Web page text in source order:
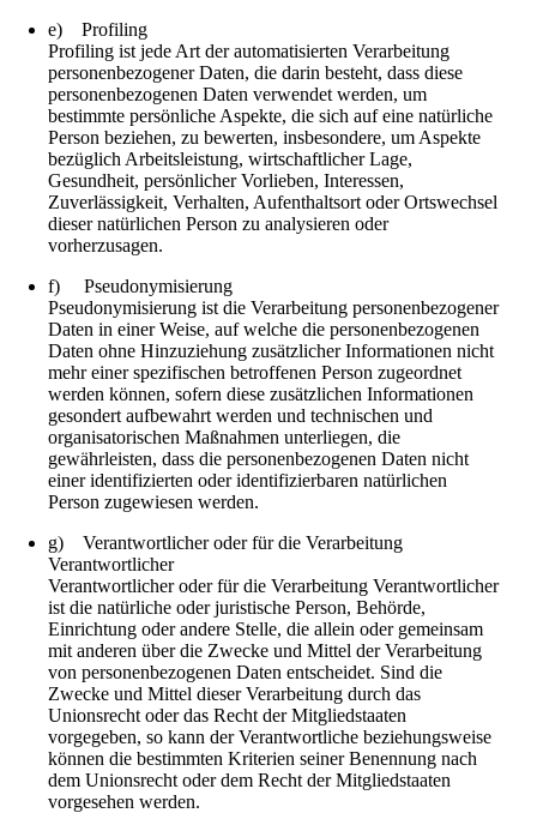
e) Profiling
Profiling ist jede Art der automatisierten Verarbeitung
personenbezogener Daten, die darin besteht, dass diese
personenbezogenen Daten verwendet werden, um
bestimmte persönliche Aspekte, die sich auf eine natürliche
Person beziehen, zu bewerten, insbesondere, um Aspekte
bezüglich Arbeitsleistung, wirtschaftlicher Lage,
Gesundheit, persönlicher Vorlieben, Interessen,
Zuverlässigkeit, Verhalten, Aufenthaltsort oder Ortswechsel
dieser natürlichen Person zu analysieren oder
vorherzusagen.
f) Pseudonymisierung
Pseudonymisierung ist die Verarbeitung personenbezogener
Daten in einer Weise, auf welche die personenbezogenen
Daten ohne Hinzuziehung zusätzlicher Informationen nicht
mehr einer spezifischen betroffenen Person zugeordnet
werden können, sofern diese zusätzlichen Informationen
gesondert aufbewahrt werden und technischen und
organisatorischen Maßnahmen unterliegen, die
gewährleisten, dass die personenbezogenen Daten nicht
einer identifizierten oder identifizierbaren natürlichen
Person zugewiesen werden.
g) Verantwortlicher oder für die Verarbeitung
Verantwortlicher
Verantwortlicher oder für die Verarbeitung Verantwortlicher
ist die natürliche oder juristische Person, Behörde,
Einrichtung oder andere Stelle, die allein oder gemeinsam
mit anderen über die Zwecke und Mittel der Verarbeitung
von personenbezogenen Daten entscheidet. Sind die
Zwecke und Mittel dieser Verarbeitung durch das
Unionsrecht oder das Recht der Mitgliedstaaten
vorgegeben, so kann der Verantwortliche beziehungsweise
können die bestimmten Kriterien seiner Benennung nach
dem Unionsrecht oder dem Recht der Mitgliedstaaten
vorgesehen werden.